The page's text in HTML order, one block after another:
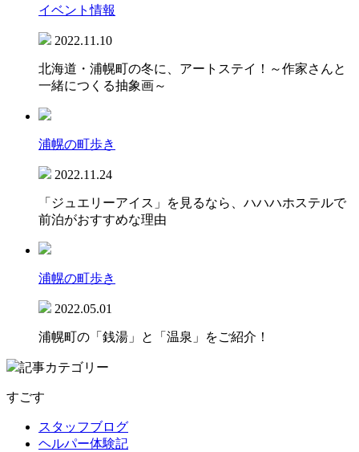
イベント情報
2022.11.10
北海道・浦幌町の冬に、アートステイ！～作家さんと
一緒につくる抽象画～
浦幌の町歩き
2022.11.24
「ジュエリーアイス」を見るなら、ハハハホステルで
前泊がおすすめな理由
浦幌の町歩き
2022.05.01
浦幌町の「銭湯」と「温泉」をご紹介！
記事カテゴリー
すごす
スタッフブログ
ヘルパー体験記